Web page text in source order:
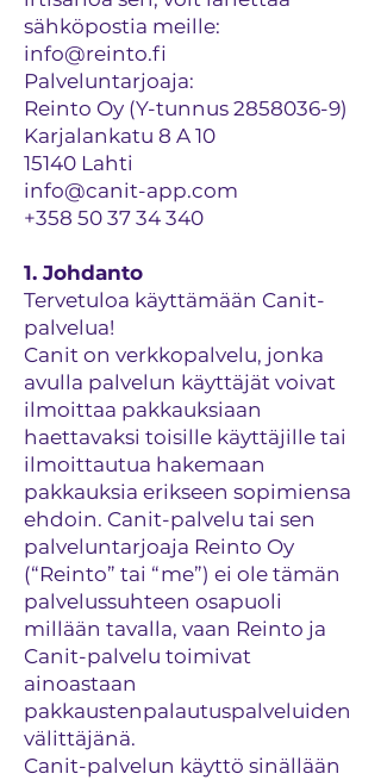
sähköpostia meille:
info@reinto.fi
Palveluntarjoaja:
Reinto Oy (Y-tunnus 2858036-9)
Karjalankatu 8 A 10
15140 Lahti
info@canit-app.com
+358 50 37 34 340
1. Johdanto
Tervetuloa käyttämään Canit-
palvelua!
Canit on verkkopalvelu, jonka
avulla palvelun käyttäjät voivat
ilmoittaa pakkauksiaan
haettavaksi toisille käyttäjille tai
ilmoittautua hakemaan
pakkauksia erikseen sopimiensa
ehdoin. Canit-palvelu tai sen
palveluntarjoaja Reinto Oy
(“Reinto” tai “me”) ei ole tämän
palvelussuhteen osapuoli
millään tavalla, vaan Reinto ja
Canit-palvelu toimivat
ainoastaan
pakkaustenpalautuspalveluiden
välittäjänä.
Canit-palvelun käyttö sinällään